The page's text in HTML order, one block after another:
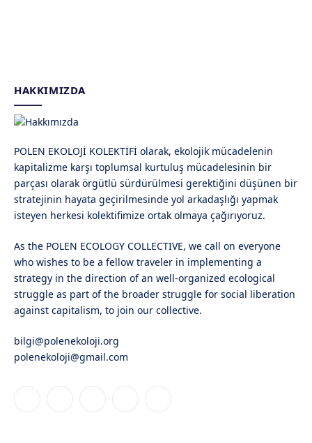
HAKKIMIZDA
POLEN EKOLOJİ KOLEKTİFİ olarak, ekolojik mücadelenin
kapitalizme karşı toplumsal kurtuluş mücadelesinin bir
parçası olarak örgütlü sürdürülmesi gerektiğini düşünen bir
stratejinin hayata geçirilmesinde yol arkadaşlığı yapmak
isteyen herkesi kolektifimize ortak olmaya çağırıyoruz.
As the POLEN ECOLOGY COLLECTIVE, we call on everyone
who wishes to be a fellow traveler in implementing a
strategy in the direction of an well-organized ecological
struggle as part of the broader struggle for social liberation
against capitalism, to join our collective.
bilgi@polenekoloji.org
polenekoloji@gmail.com